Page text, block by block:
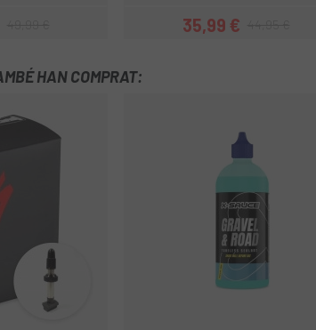
regular Preu
35,99 €Preu regular
HAN COMPRAT: